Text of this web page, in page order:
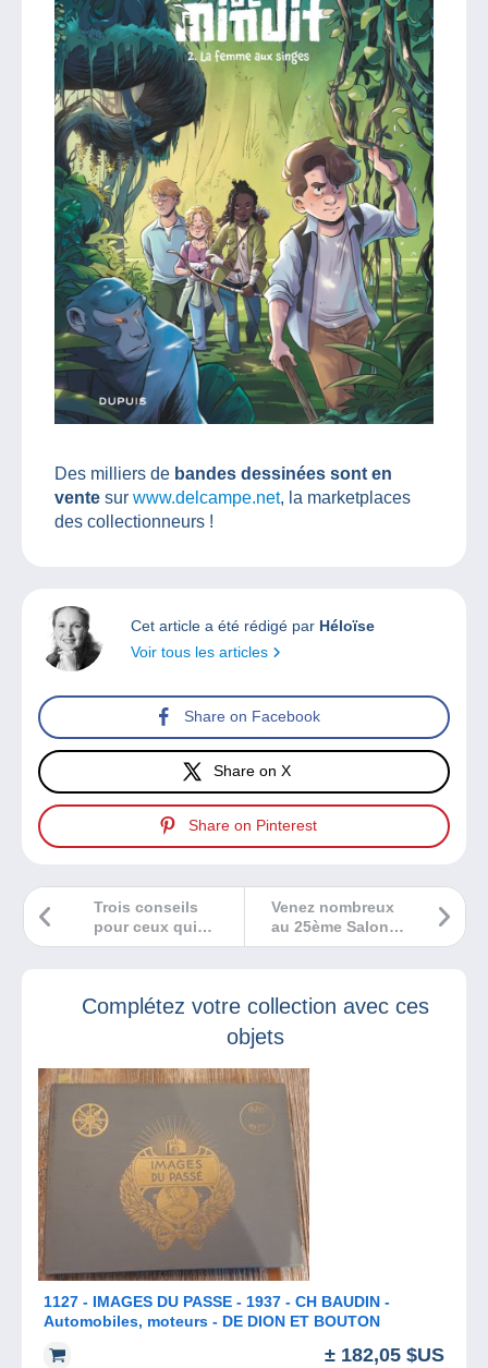
Des milliers de bandes dessinées sont en
vente sur www.delcampe.net, la marketplaces
des collectionneurs !
Cet article a été rédigé par Héloïse
Voir tous les articles
Share on Facebook
Share on X
Share on Pinterest
Venez nombreux
au 25ème Salon
Toutes Collections
Trois conseils
pour ceux qui
veulent
cartes Pokémon !
Complétez votre collection avec ces
objets
1127 - IMAGES DU PASSE - 1937 - CH BAUDIN -
Automobiles, moteurs - DE DION ET BOUTON
± 182,05 $US